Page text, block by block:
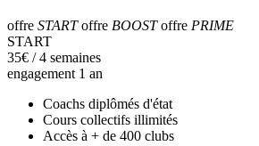
offre START offre BOOST offre PRIME
START
35€ / 4 semaines
engagement 1 an
Coachs diplômés d'état
Cours collectifs illimités
Accès à + de 400 clubs